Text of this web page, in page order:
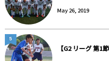
May 26, 2019
【G2 リーグ 第1
5